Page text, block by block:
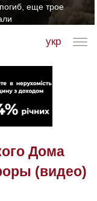
еще трое
укр
Дома
(видео)